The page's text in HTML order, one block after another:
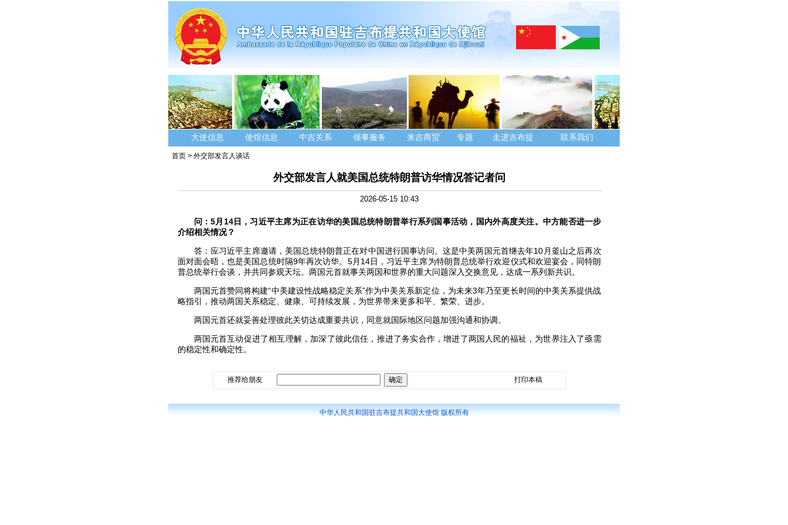
大使信息 使馆信息 中吉关系 领事服务 来吉商贸 专题 走进吉布提 联系我们
首页 > 外交部发言人谈话
外交部发言人就美国总统特朗普访华情况答记者问
2026-05-15 10:43
问：5月14日，习近平主席为正在访华的美国总统特朗普举行系列国事活动，国内外高度关注。中方能否进一步
介绍相关情况？
答：应习近平主席邀请，美国总统特朗普正在对中国进行国事访问。这是中美两国元首继去年10月釜山之后再次
面对面会晤，也是美国总统时隔9年再次访华。5月14日，习近平主席为特朗普总统举行欢迎仪式和欢迎宴会，同特朗
普总统举行会谈，并共同参观天坛。两国元首就事关两国和世界的重大问题深入交换意见，达成一系列新共识。
两国元首赞同将构建“中美建设性战略稳定关系”作为中美关系新定位，为未来3年乃至更长时间的中美关系提供战
略指引，推动两国关系稳定、健康、可持续发展，为世界带来更多和平、繁荣、进步。
两国元首还就妥善处理彼此关切达成重要共识，同意就国际地区问题加强沟通和协调。
两国元首互动促进了相互理解，加深了彼此信任，推进了务实合作，增进了两国人民的福祉，为世界注入了亟需
的稳定性和确定性。
推荐给朋友 打印本稿
中华人民共和国驻吉布提共和国大使馆 版权所有